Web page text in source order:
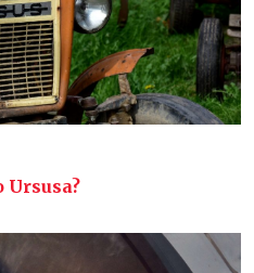
Ursusa?